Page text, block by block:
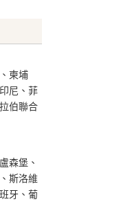
柬埔
尼、菲
伯聯合
森堡、
斯洛維
牙、葡